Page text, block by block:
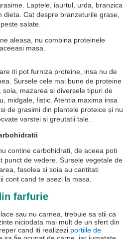
Laptele, iaurtul, urda, branzica
dieta. Cat despre branzeturile grase,
salate.
aleasa, nu combina proteinele
masa.
iti pot furniza proteine, insa nu de
Sursele cele mai bune de proteine
mazarea si diversele tipuri de
midgale, fistic. Atentia maxima insa
de grasimi din plantele proteice și nu
varstei si greutatii tale.
contine carbohidrati, de aceea poti
punct de vedere. Sursele vegetale de
fasolea si soia au cantitati
cont cand te asezi la masa.
farfurie
sau nu carnea, trebuie sa stii ca
niciodata mai mult de un sfert din
cand iti realizezi portiile de